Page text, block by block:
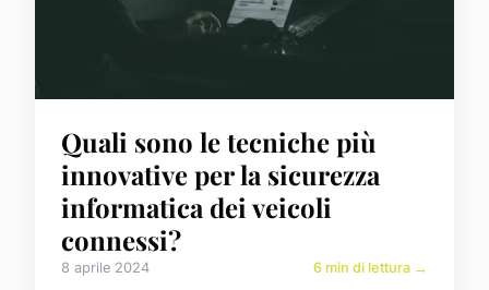
Quali sono le tecniche più
innovative per la sicurezza
informatica dei veicoli
connessi?
8 aprile 2024 6 min di lettura →